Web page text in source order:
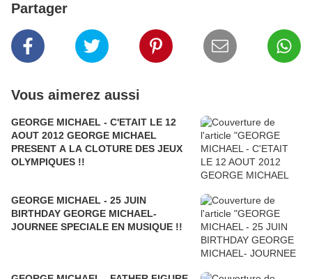
Partager
Vous aimerez aussi
GEORGE MICHAEL - C'ETAIT LE 12
AOUT 2012 GEORGE MICHAEL
PRESENT A LA CLOTURE DES JEUX
OLYMPIQUES !!
GEORGE MICHAEL - 25 JUIN
BIRTHDAY GEORGE MICHAEL-
JOURNEE SPECIALE EN MUSIQUE !!